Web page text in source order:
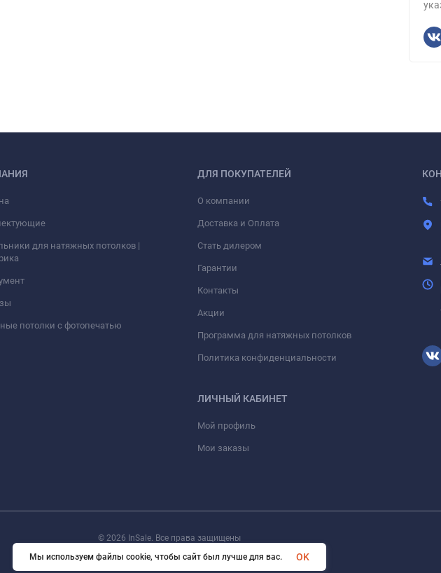
для натяжных потолков |
потолки с фотопечатью
ДЛЯ ПОКУПАТЕЛЕЙ
О компании
Доставка и Оплата
Стать дилером
Гарантии
Контакты
Акции
Программа для натяжных потолков
Политика конфиденциальности
ЛИЧНЫЙ КАБИНЕТ
Мой профиль
Мои заказы
© 2026 InSale. Все права защищены
Мы используем файлы cookie, чтобы сайт был лучше для вас.
OK